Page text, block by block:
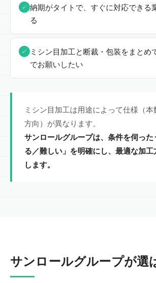
✓ 納期がタイトで、すぐに対応できる
る
✓
ミシン目加工と断裁・包装をまとめ
でお願いしたい
ミシン目加工は用途によって仕様（本
方向）が異なります。
サンロールグループは、条件を伺った
る／難しい」を明確にし、最適な加工
します。
サンロールグループが選